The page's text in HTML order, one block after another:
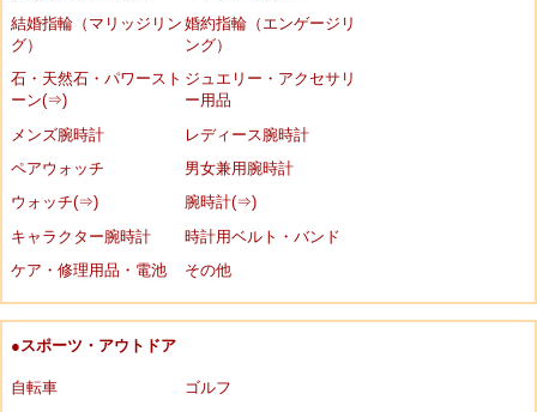
結婚指輪（マリッジリン
グ）
婚約指輪（エンゲージリ
ング）
石・天然石・パワースト
ーン(⇒)
ジュエリー・アクセサリ
ー用品
メンズ腕時計
レディース腕時計
ペアウォッチ
男女兼用腕時計
ウォッチ(⇒)
腕時計(⇒)
キャラクター腕時計
時計用ベルト・バンド
ケア・修理用品・電池
その他
●スポーツ・アウトドア
自転車
ゴルフ